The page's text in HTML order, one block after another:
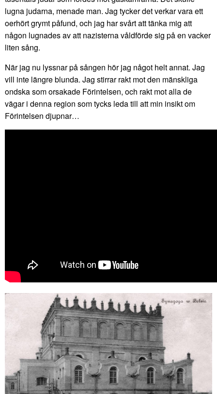
lugna judarna, menade man. Jag tycker det verkar vara ett
oerhört grymt påfund, och jag har svårt att tänka mig att
någon lugnades av att nazisterna våldförde sig på en vacker
liten sång.
När jag nu lyssnar på sången hör jag något helt annat. Jag
vill inte längre blunda. Jag stirrar rakt mot den mänskliga
ondska som orsakade Förintelsen, och rakt mot alla de
vägar i denna region som tycks leda till att min insikt om
Förintelsen djupnar…